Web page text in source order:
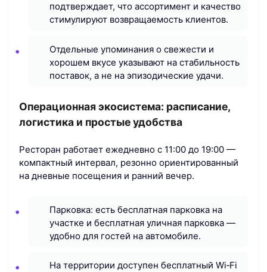
подтверждает, что ассортимент и качество
стимулируют возвращаемость клиентов.
Отдельные упоминания о свежести и
хорошем вкусе указывают на стабильность
поставок, а не на эпизодические удачи.
Операционная экосистема: расписание,
логистика и простые удобства
Ресторан работает ежедневно с 11:00 до 19:00 —
компактный интервал, резонно ориентированный
на дневные посещения и ранний вечер.
Парковка: есть бесплатная парковка на
участке и бесплатная уличная парковка —
удобно для гостей на автомобиле.
На территории доступен бесплатный Wi‑Fi